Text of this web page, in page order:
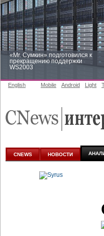
«Mr. Сумкин» подготовился к
прекращению поддержки
WS2003
аналитике
English Mobile Android Light
CNEWS НОВОСТИ